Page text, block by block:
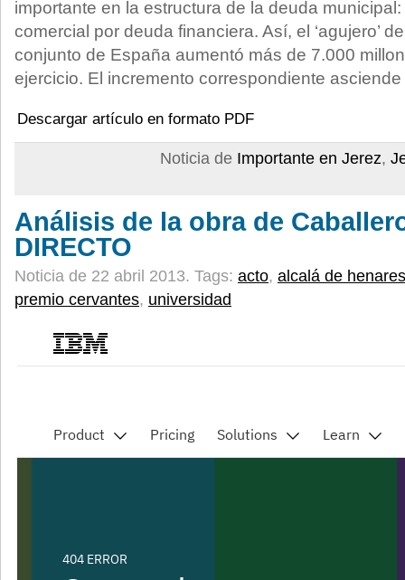
importante en la estructura de la deuda
comercial por deuda financiera. Así, el ‘agujero’
conjunto de España aumentó más de 7.000
ejercicio. El incremento correspondiente
Descargar artículo en formato PDF
Noticia de Importante en Jerez,
Análisis de la obra de
DIRECTO
Noticia de 22 abril 2013. Tags: acto, alcalá de henares
premio cervantes, universidad